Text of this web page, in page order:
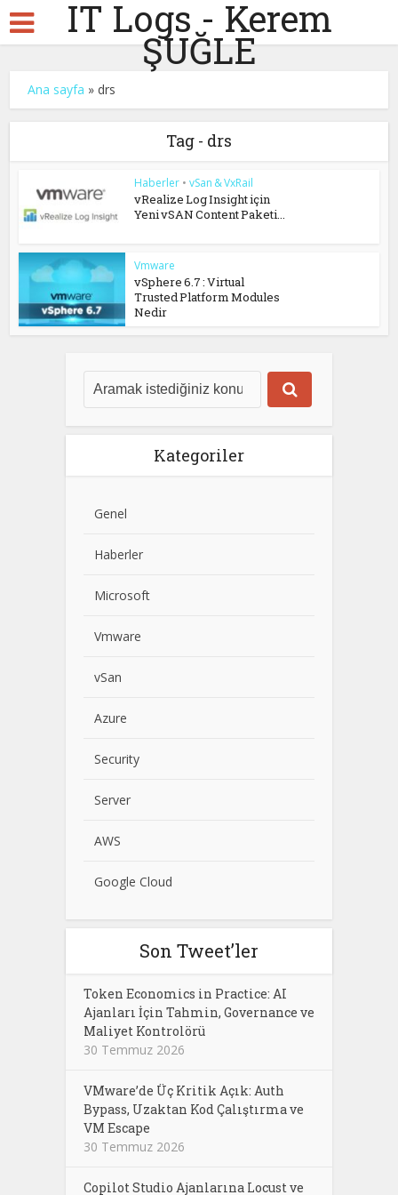
IT Logs - Kerem
ŞUĞLE
Ana sayfa » drs
Tag - drs
Haberler • vSan & VxRail
vRealize Log Insight için
Yeni vSAN Content Paketi...
Vmware
vSphere 6.7 : Virtual
Trusted Platform Modules
Nedir
Kategoriler
Genel
Haberler
Microsoft
Vmware
vSan
Azure
Security
Server
AWS
Google Cloud
Son Tweet’ler
Token Economics in Practice: AI
Ajanları İçin Tahmin, Governance ve
Maliyet Kontrolörü
30 Temmuz 2026
VMware’de Üç Kritik Açık: Auth
Bypass, Uzaktan Kod Çalıştırma ve
VM Escape
30 Temmuz 2026
Copilot Studio Ajanlarına Locust ve